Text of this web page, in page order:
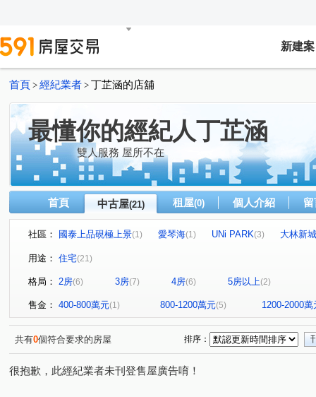
新建案
首頁 > 經紀業者 > 丁芷涵的店舖
最懂你的經紀人丁芷涵
雙人服務 屋所不在
首頁 中古屋(21) 租屋(0) 個人介紹
社區： 國泰上品硯極上景(1) 愛琴海(1) UNi PARK(3)
大林新
文府硯
中華東路二段 (1) 國平北路(1) 郡平路(3) 勝利路
民生路二段(1) (1) 大灣路(1) 西勢路 (1)
歸仁
湖美二街(1) 平道二路(1) 安和路一段(1) 建平七街(1)
海安路三段(1)
用途： 住宅(21)
格局： 2房(6) 3房(7) 4房(6) 5房以上(2)
售金： 400-800萬元(1) 800-1200萬元(5) 1200-2000萬
共有0個符合要求的房屋 排序：
很抱歉，此經紀業者未刊登售屋廣告唷！